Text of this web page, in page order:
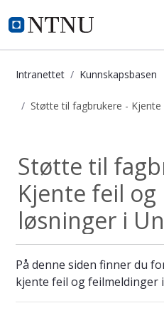
i.ntnu.no
Intranettet Kunnskapsbasen
Støtte til fagbrukere -
Støtte til
Kjente feil
løsninger i
På denne siden finner du
kjente feil og feilmeldinger